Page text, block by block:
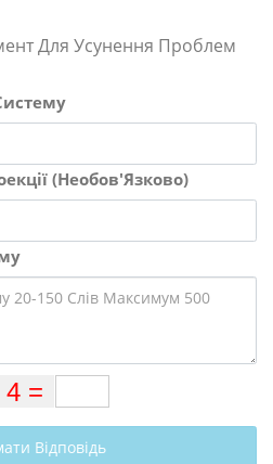
Для Усунення Проблем
(Необов'Язково)
Відповідь